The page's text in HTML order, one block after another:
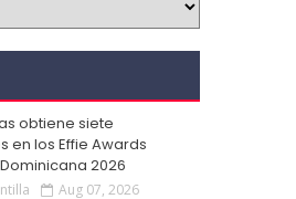
obtiene siete
en los Effie Awards
2026
Aug 07, 2026